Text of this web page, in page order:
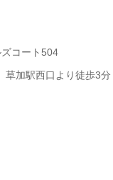
コート504
草加駅西口より徒歩3分